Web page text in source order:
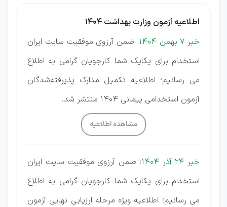
اطلاعیه آزمون وزارت بهداشت 1404
خبر 7 بهمن 1404:
ضمن آرزوی موفقیت سایت ایران
استخدام برای یکایک شما کارجویان گرامی به اطلاع
می رسانیم؛ اطلاعیه تکمیل مدارک پذیرفته‌شدگان
آزمون استخدامی پیمانی ۱404 منتشر شد.
مشاهده اطلاعیه
خبر 24 آذر 1404:
ضمن آرزوی موفقیت سایت ایران
استخدام برای یکایک شما کارجویان گرامی به اطلاع
می رسانیم؛ اطلاعیه ویژه مرحله ارزیابی نهایی آزمون